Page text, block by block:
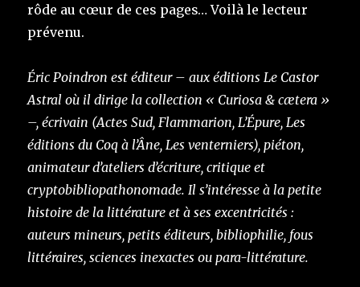
rôde au cœur de ces pages… Voilà le lecteur
prévenu.
Éric Poindron est éditeur – aux éditions Le Castor
Astral où il dirige la collection « Curiosa & cætera »
–, écrivain (Actes Sud, Flammarion, L’Épure, Les
éditions du Coq à l’Âne, Les venterniers), piéton,
animateur d’ateliers d’écriture, critique et
cryptobibliopathonomade. Il s’intéresse à la petite
histoire de la littérature et à ses excentricités :
auteurs mineurs, petits éditeurs, bibliophilie, fous
littéraires, sciences inexactes ou para-littérature.